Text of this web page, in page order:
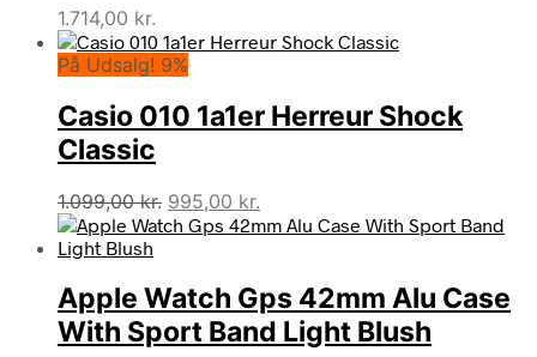
1.714,00 kr.
På Udsalg! 9%
Casio 010 1a1er Herreur Shock
Classic
1.099,00kr. Den
oprindelige
1.099,00 kr..
995,00 kr.
aktuelle
995,00 kr..
Apple Watch Gps 42mm Alu Case
With Sport Band Light Blush